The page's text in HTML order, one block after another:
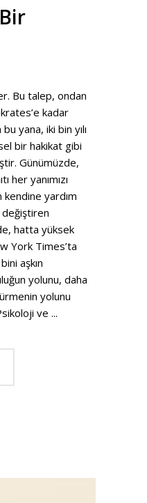
Bu talep, ondan
kadar
yana, iki bin yılı
bir hakikat gibi
Günümüzde,
her yanımızı
kendine yardım
hatta yüksek
York Times’ta
aşkın
yolunu, daha
yolunu
ve